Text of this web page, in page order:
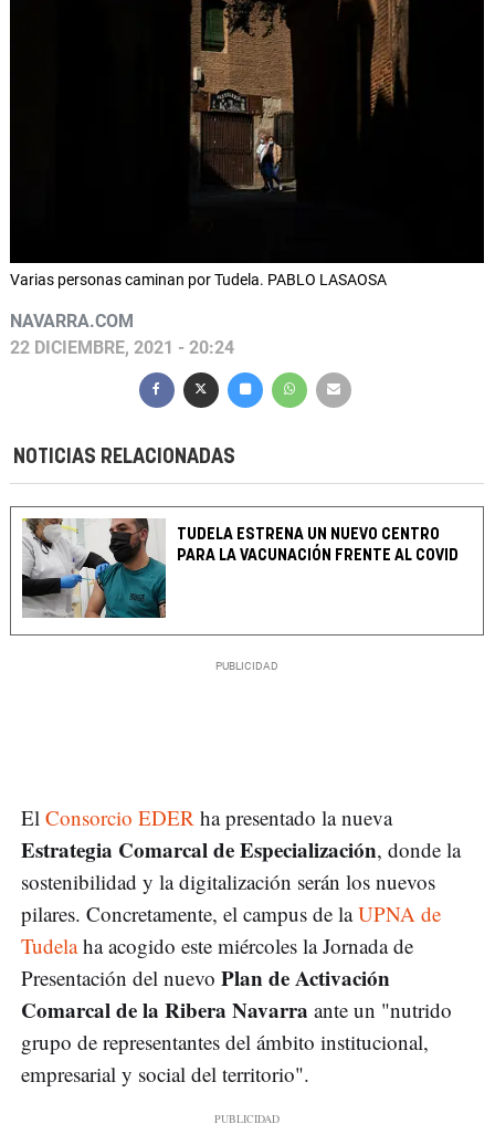
Varias personas caminan por Tudela. PABLO LASAOSA
NAVARRA.COM
22 DICIEMBRE, 2021 - 20:24
NOTICIAS RELACIONADAS
TUDELA ESTRENA UN NUEVO CENTRO
PARA LA VACUNACIÓN FRENTE AL COVID
El Consorcio EDER ha presentado la nueva
Estrategia Comarcal de Especialización, donde la
sostenibilidad y la digitalización serán los nuevos
pilares. Concretamente, el campus de laUPNA de
Tudelaha acogido este miércoles la Jornada de
Presentación del nuevo Plan de Activación
Comarcal de la Ribera Navarra ante un "nutrido
grupo de representantes del ámbito institucional,
empresarial y social del territorio".